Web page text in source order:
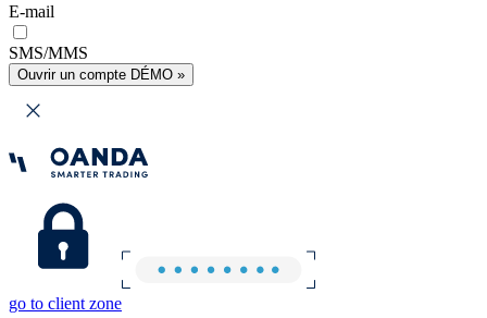
E-mail
SMS/MMS
Ouvrir un compte DÉMO »
go to client zone